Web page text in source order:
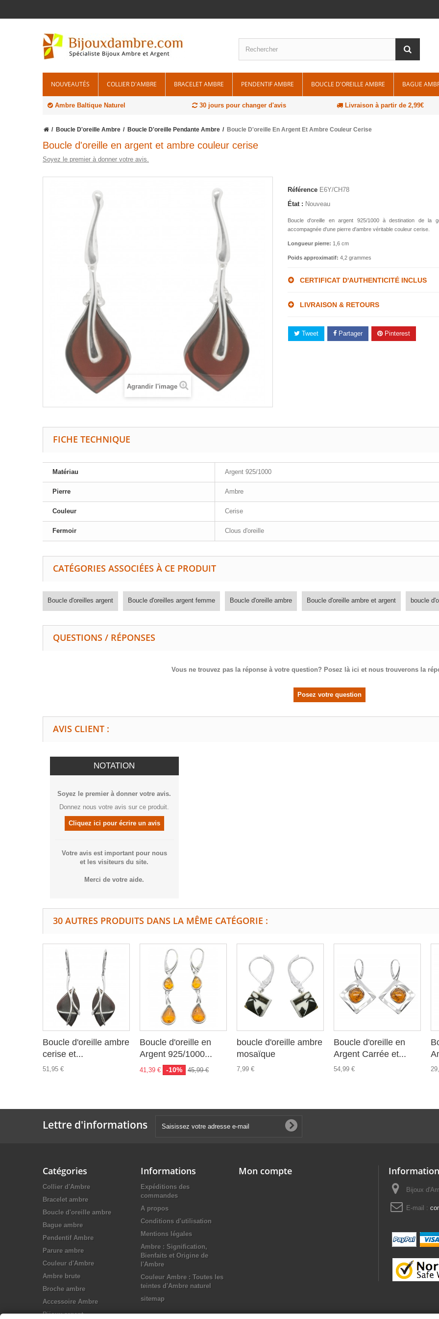
NOUVEAUTÉS COLLIER D'AMBRE BRACELET AMBRE PENDENTIF AMBRE BOUCLE D'OREILLE AMBRE BAGUE
Ambre Baltique Naturel 30 jours pour changer d'avis Livraison à partir de 2,99€
Boucle D'oreille Ambre Boucle D'oreille Pendante Ambre Boucle D'oreille En Argent Et Ambre Couleur Cerise
Boucle d'oreille en argent et ambre couleur cerise
Soyez le premier à donner votre avis.
Agrandir l'image
Référence E6Y/CH78
État : Nouveau
Boucle d'oreille en argent 925/1000 à destination de la
accompagnée d'une pierre d'ambre véritable couleur cerise.
Longueur pierre: 1,6 cm
Poids approximatif: 4,2 grammes
CERTIFICAT D'AUTHENTICITÉ INCLUS
LIVRAISON & RETOURS
Tweet Partager Pinterest
FICHE TECHNIQUE
Matériau Argent 925/1000
Pierre Ambre
Couleur Cerise
Fermoir Clous d'oreille
CATÉGORIES ASSOCIÉES À CE PRODUIT
Boucle d'oreilles argent Boucle d'oreilles argent femme Boucle d'oreille ambre Boucle d'oreille ambre et argent boucle
QUESTIONS / RÉPONSES
Vous ne trouvez pas la réponse à votre question? Posez là ici et nous trouverons la
Posez votre question
AVIS CLIENT :
NOTATION
Soyez le premier à donner votre avis.
Donnez nous votre avis sur ce produit.
Cliquez ici pour écrire un avis
Votre avis est important pour nous
et les visiteurs du site.
Merci de votre aide.
30 AUTRES PRODUITS DANS LA MÊME CATÉGORIE :
Boucle d'oreille ambre
cerise et...
51,95 €
Boucle d'oreille en
Argent 925/1000...
41,39 € -10% 45,99 €
boucle d'oreille ambre
mosaïque
7,99 €
Boucle d'oreille en
Argent Carrée et...
54,99 €
Lettre d'informations
Catégories
Collier d'Ambre
Bracelet ambre
Boucle d'oreille ambre
Bague ambre
Pendentif Ambre
Parure ambre
Couleur d'Ambre
Ambre brute
Broche ambre
Accessoire Ambre
Bijoux argent
Informations
Expéditions des
commandes
A propos
Conditions d'utilisation
Mentions légales
Ambre : Signification,
Bienfaits et Origine de
l'Ambre
Couleur Ambre : Toutes les
teintes d'Ambre naturel
sitemap
Mon compte
Bijoux
E-mail :